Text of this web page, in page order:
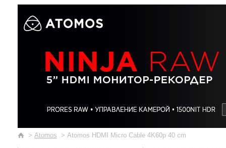
> Atomos > Atomos HDMI Micro Cable 4K60p 40 cm